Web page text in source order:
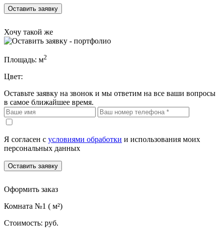
Оставить заявку
Хочу такой же
Площадь: м2
Цвет:
Оставьте заявку на звонок и мы ответим на все ваши вопросы
в самое ближайшее время.
Я согласен с условиями обработки и использования моих
персональных данных
Оставить заявку
Оформить заказ
Комната №1 ( м²)
Стоимость: руб.